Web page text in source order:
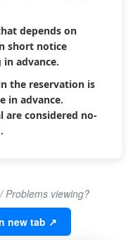
depends on
short notice
advance.
the reservation is
in advance.
are considered no-
Problems viewing?
new tab ↗